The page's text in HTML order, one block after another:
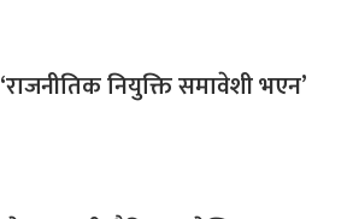
‘राजनीतिक नियुक्ति समावेशी भएन’